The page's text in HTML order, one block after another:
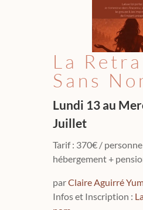
La
Sans
Lundi 13 au
Juillet
Tarif : 370€ /
hébergement +
parClaire Aguirré
Infos et Inscription :